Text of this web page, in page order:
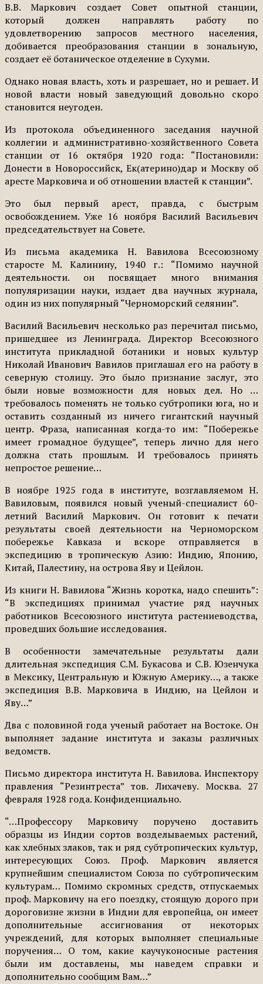
В.В. Маркович создает Совет опытной станции,
который должен направлять работу по
удовлетворению запросов местного населения,
добивается преобразования станции в зональную,
создает её ботаническое отделение в Сухуми.
Однако новая власть, хоть и разрешает, но и решает. И
новой власти новый заведующий довольно скоро
становится неугоден.
Из протокола объединенного заседания научной
коллегии и административно-хозяйственного Совета
станции от 16 октября 1920 года: “Постановили:
Донести в Новороссийск, Ек(атерино)дар и Москву об
аресте Марковича и об отношении властей к станции”.
Это был первый арест, правда, с быстрым
освобождением. Уже 16 ноября Василий Васильевич
председательствует на Совете.
Из письма академика Н. Вавилова Всесоюзному
старосте М. Калинину, 1940 г.: “Помимо научной
деятельности. он посвящает много внимания
популяризации науки, издает два научных журнала,
один из них популярный “Черноморский селянин”.
Василий Васильевич несколько раз перечитал письмо,
пришедшее из Ленинграда. Директор Всесоюзного
института прикладной ботаники и новых культур
Николай Иванович Вавилов приглашал его на работу в
северную столицу. Это было признание заслуг, это
были новые возможности для новых дел. Но …
требовалось поменять не только субтропики юга, но и
оставить созданный из ничего гигантский научный
центр. Фраза, написанная когда-то им: “Побережье
имеет громадное будущее”, теперь лично для него
должна стать прошлым. И требовалось принять
непростое решение…
В ноябре 1925 года в институте, возглавляемом Н.
Вавиловым, появился новый ученый-специалист 60-
летний Василий Маркович. Он готовит к печати
результаты своей деятельности на Черноморском
побережье Кавказа и вскоре отправляется в
экспедицию в тропическую Азию: Индию, Японию,
Китай, Палестину, на острова Яву и Цейлон.
Из книги Н. Вавилова “Жизнь коротка, надо спешить”:
“В экспедициях принимал участие ряд научных
работников Всесоюзного института растениеводства,
проведших большие исследования.
В особенности замечательные результаты дали
длительная экспедиция С.М. Букасова и С.В. Юзенчука
в Мексику, Центральную и Южную Америку…, а также
экспедиция В.В. Марковича в Индию, на Цейлон и
Яву…”
Два с половиной года ученый работает на Востоке. Он
выполняет задание института и заказы различных
ведомств.
Письмо директора института Н. Вавилова. Инспектору
правления “Резинтреста” тов. Лихачеву. Москва. 27
февраля 1928 года. Конфиденциально.
“…Профессору Марковичу поручено доставить
образцы из Индии сортов возделываемых растений,
как хлебных злаков, так и ряд субтропических культур,
интересующих Союз. Проф. Маркович является
крупнейшим специалистом Союза по субтропическим
культурам… Помимо скромных средств, отпускаемых
проф. Марковичу на его поездку, стоящую дорого при
дороговизне жизни в Индии для европейца, он имеет
дополнительные ассигнования от некоторых
учреждений, для которых выполняет специальные
поручения… О том, какие каучуконосные растения
были им доставлены, мы наведем справки и
дополнительно сообщим Вам…”